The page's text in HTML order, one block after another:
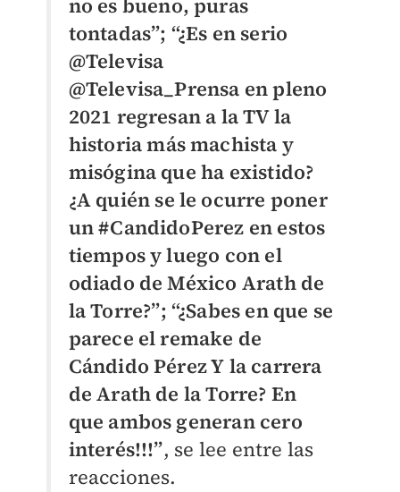
no es bueno, puras
tontadas”; “¿Es en serio
@Televisa
@Televisa_Prensa en pleno
2021 regresan a la TV la
historia más machista y
misógina que ha existido?
¿A quién se le ocurre poner
un #CandidoPerez en estos
tiempos y luego con el
odiado de México Arath de
la Torre?”; “¿Sabes en que se
parece el remake de
Cándido Pérez Y la carrera
de Arath de la Torre? En
que ambos generan cero
interés!!!”, se lee entre las
reacciones.